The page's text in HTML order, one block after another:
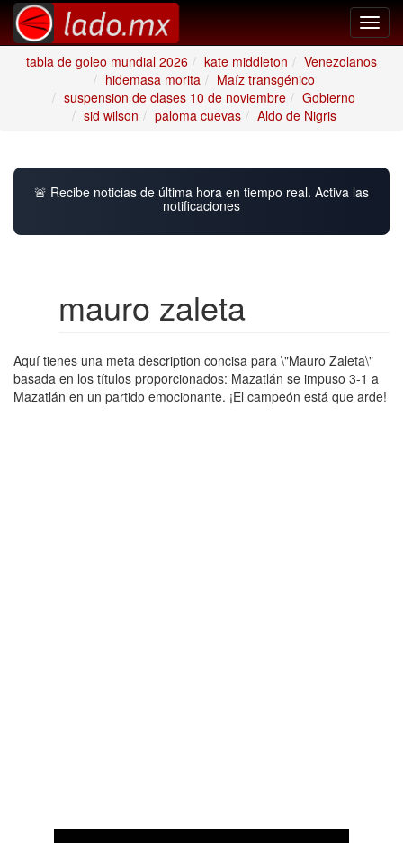
tabla de goleo mundial 2026
kate middleton
Venezolanos
hidemasa morita
Maíz transgénico
suspension de clases 10 de noviembre
Gobierno
sid wilson
paloma cuevas Aldo de Nigris
🚨 Recibe noticias de última hora en tiempo real. Activa las
notificaciones
mauro zaleta
Aquí tienes una meta description concisa para \"Mauro Zaleta\"
basada en los títulos proporcionados: Mazatlán se impuso 3-1 a
Mazatlán en un partido emocionante. ¡El campeón está que arde!